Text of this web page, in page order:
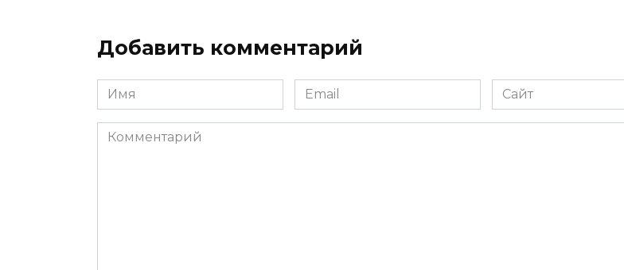
Добавить комментарий
Имя
*
Email
*
Сайт
Комментарий